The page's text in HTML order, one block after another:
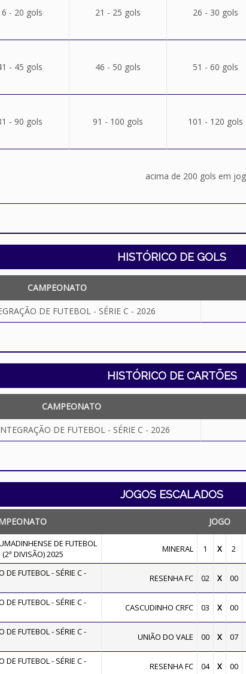
- 20 gols 21 - 25 gols 26 - 30 gols
- 45 gols 46 - 50 gols 51 - 60 gols
- 90 gols 91 - 100 gols 101 - 120 gols
acima de 200 gols em
HISTÓRICO DE GOLS
CAMPEONATO
DE FUTEBOL - SÉRIE C - 2026
HISTÓRICO DE CARTÕES
CAMPEONATO
DE FUTEBOL - SÉRIE C - 2026
JOGOS ESCALADOS
JOGO
DE FUTEBOL
DIVISÃO) 2025
MINERAL 1 X 2
DE FUTEBOL - SÉRIE C -
RESENHA FC 02 X 00
DE FUTEBOL - SÉRIE C -
CASCUDINHO CRFC 03 X 00
DE FUTEBOL - SÉRIE C -
UNIÃO DO VALE 00 X 07
DE FUTEBOL - SÉRIE C -
RESENHA FC 04 X 00